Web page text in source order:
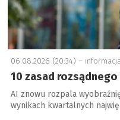
06.08.2026 (20:34) –
10 zasad
AI znowu rozpala
wynikach kwartalnych